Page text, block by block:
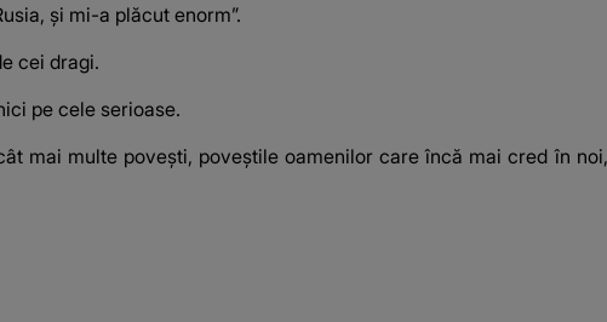
și mi-a plăcut enorm”.
cei dragi.
pe cele serioase.
mai multe povești, poveștile oamenilor care încă mai cred în